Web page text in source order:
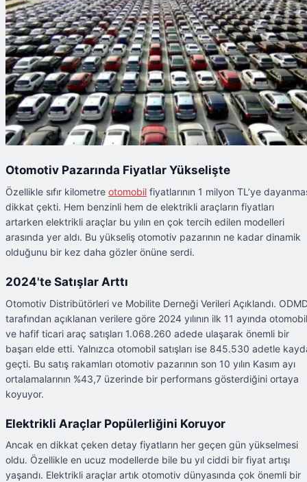
Otomotiv Pazarında Fiyatlar Yükselişte
Özellikle sıfır kilometre otomobil fiyatlarının 1 milyon TL’ye
dikkat çekti. Hem benzinli hem de elektrikli araçların fiyatları
artarken elektrikli araçlar bu yılın en çok tercih edilen modelleri
arasında yer aldı. Bu yükseliş otomotiv pazarının ne kadar dinamik
olduğunu bir kez daha gözler önüne serdi.
2024'te Satışlar Arttı
Otomotiv Distribütörleri ve Mobilite Derneği Verileri Açıklandı.
tarafından açıklanan verilere göre 2024 yılının ilk 11 ayında otomobil
ve hafif ticari araç satışları 1.068.260 adede ulaşarak önemli bir
başarı elde etti. Yalnızca otomobil satışları ise 845.530 adetle
geçti. Bu satış rakamları otomotiv pazarının son 10 yılın Kasım ayı
ortalamalarının %43,7 üzerinde bir performans gösterdiğini ortaya
koyuyor.
Elektrikli Araçlar Popülerliğini Koruyor
Ancak en dikkat çeken detay fiyatların her geçen gün yükselmesi
oldu. Özellikle en ucuz modellerde bile bu yıl ciddi bir fiyat artışı
yaşandı. Elektrikli araçlar artık otomotiv dünyasında çok önemli bir